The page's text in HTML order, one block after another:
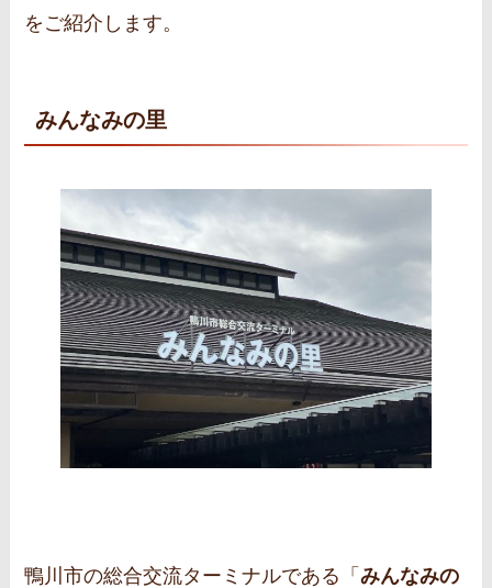
をご紹介します。
みんなみの里
鴨川市の総合交流ターミナルである「みんなみの